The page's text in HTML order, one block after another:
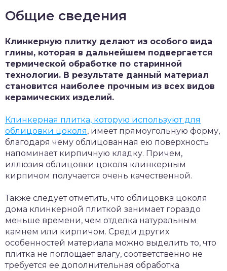
Общие сведения
Клинкерную плитку делают из особого вида
глины, которая в дальнейшем подвергается
термической обработке по старинной
технологии. В результате данный материал
становится наиболее прочным из всех видов
керамических изделий.
Клинкерная плитка, которую используют для
облицовки цоколя, имеет прямоугольную форму,
благодаря чему облицованная ею поверхность
напоминает кирпичную кладку. Причем,
иллюзия облицовки цоколя клинкерным
кирпичом получается очень качественной.
Также следует отметить, что облицовка цоколя
дома клинкерной плиткой занимает гораздо
меньше времени, чем отделка натуральным
камнем или кирпичом. Среди других
особенностей материала можно выделить то, что
плитка не поглощает влагу, соответственно не
требуется ее дополнительная обработка